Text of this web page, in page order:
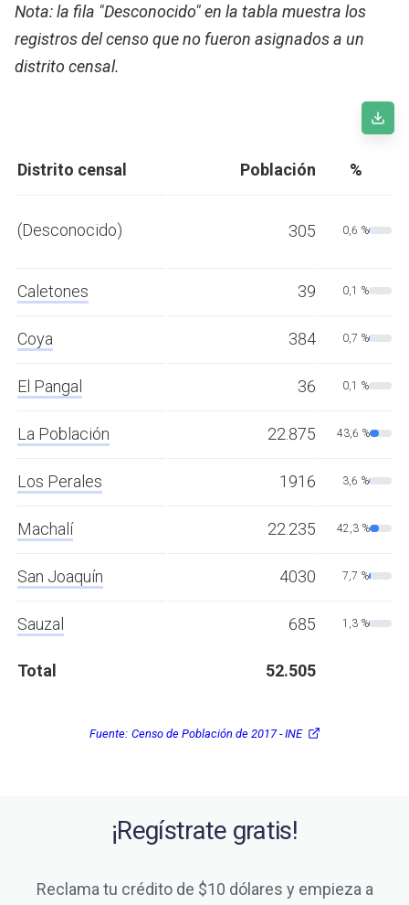
Nota: la fila "Desconocido" en la tabla muestra los
registros del censo que no fueron asignados a un
distrito censal.
Distrito censal Población %
(Desconocido) 305 0,6 %
Caletones 39 0,1 %
Coya 384 0,7 %
El Pangal 36 0,1 %
La Población 22.875 43,6 %
Los Perales 1916 3,6 %
Machalí 22.235 42,3 %
San Joaquín 4030 7,7 %
Sauzal 685 1,3 %
Total 52.505
Fuente: Censo de Población de 2017 - INE
¡Regístrate gratis!
Reclama tu crédito de $10 dólares y empieza a